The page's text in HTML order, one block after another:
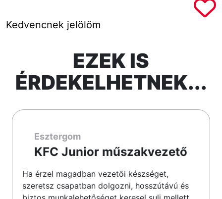
Kedvencnek jelölöm
EZEK IS
ÉRDEKELHETNEK...
Esztergom
KFC Junior műszakvezető
Ha érzel magadban vezetői készséget,
szeretsz csapatban dolgozni, hosszútávú és